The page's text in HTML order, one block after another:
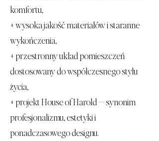
komfortu,
+ wysoka jakość materiałów i staranne
wykończenia,
+ przestronny układ pomieszczeń
dostosowany do współczesnego stylu
życia,
+ projekt House of Harold — synonim
profesjonalizmu, estetyki i
ponadczasowego designu.